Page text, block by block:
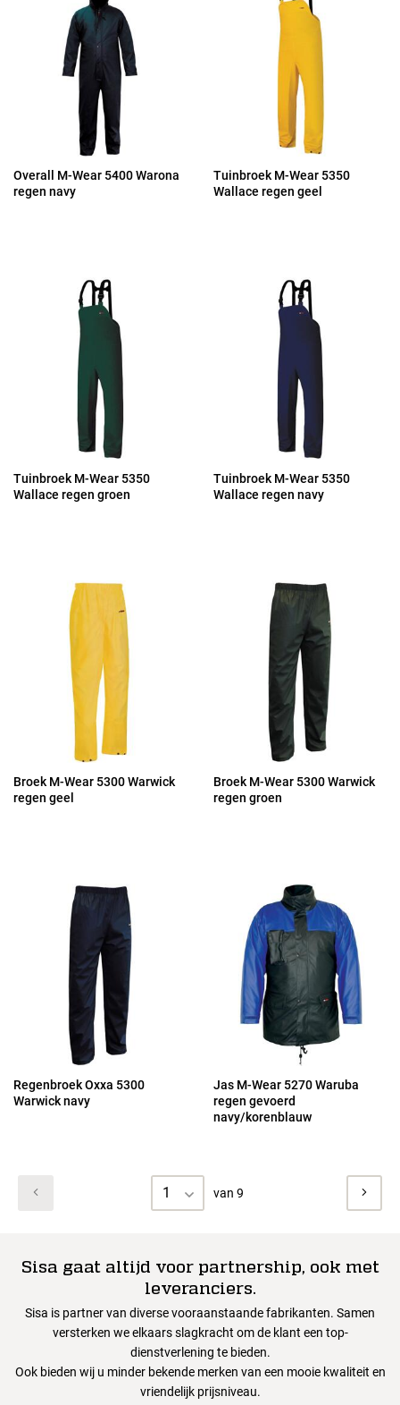
Overall M-Wear 5400 Warona
regen navy
Tuinbroek M-Wear 5350
Wallace regen geel
Tuinbroek M-Wear 5350
Wallace regen groen
Tuinbroek M-Wear 5350
Wallace regen navy
Broek M-Wear 5300 Warwick
regen geel
Broek M-Wear 5300 Warwick
regen groen
Regenbroek Oxxa 5300
Warwick navy
Jas M-Wear 5270 Waruba
regen gevoerd
navy/korenblauw
1 van 9
Sisa gaat altijd voor partnership, ook met
leveranciers.
Sisa is partner van diverse vooraanstaande fabrikanten. Samen
versterken we elkaars slagkracht om de klant een top-
dienstverlening te bieden.
Ook bieden wij u minder bekende merken van een mooie kwaliteit en
vriendelijk prijsniveau.